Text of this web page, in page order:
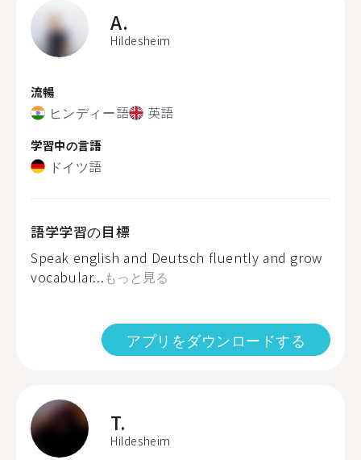
A.
Hildesheim
流暢
ヒンディー語 英語
学習中の言語
ドイツ語
語学学習の目標
Speak english and Deutsch fluently and grow
vocabular...もっと見る
アプリをダウンロードする
T.
Hildesheim